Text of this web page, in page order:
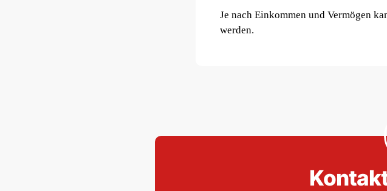
Je nach Einkommen und Vermögen
werden.